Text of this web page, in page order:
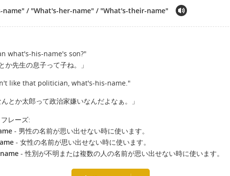
name" / "What's-her-name" / "What's-their-name"
what's-his-name's son?"
か先生の息子って子ね。」
like that politician, what's-his-name."
んとか太郎って政治家嫌いなんだよなぁ。」
レーズ:
- 男性の名前が思い出せない時に使います。
- 女性の名前が思い出せない時に使います。
- 性別が不明または複数の人の名前が思い出せない時に使います。